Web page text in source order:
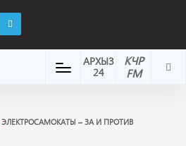
КЧР
FM
АРХЫЗ
24
ЭЛЕКТРОСАМОКАТЫ – ЗА И ПРОТИВ